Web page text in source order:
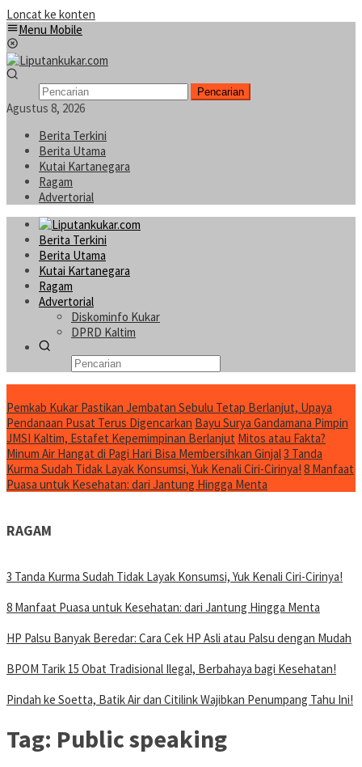
Loncat ke konten
Menu Mobile
Pencarian
Agustus 8, 2026
Berita Terkini
Berita Utama
Kutai Kartanegara
Ragam
Advertorial
Berita Terkini
Berita Utama
Kutai Kartanegara
Ragam
Advertorial
Diskominfo Kukar
DPRD Kaltim
Pemkab Kukar Pastikan Jembatan Sebulu Tetap Berlanjut, Upaya
Pendanaan Pusat Terus Digencarkan Bayu Surya Gandamana Pimpin
JMSI Kaltim, Estafet Kepemimpinan Berlanjut Mitos atau Fakta?
Minum Air Hangat di Pagi Hari Bisa Membersihkan Ginjal3 Tanda
Kurma Sudah Tidak Layak Konsumsi, Yuk Kenali Ciri-Cirinya! 8 Manfaat
Puasa untuk Kesehatan: dari Jantung Hingga Menta
RAGAM
3 Tanda Kurma Sudah Tidak Layak Konsumsi, Yuk Kenali Ciri-Cirinya!
8 Manfaat Puasa untuk Kesehatan: dari Jantung Hingga Menta
HP Palsu Banyak Beredar: Cara Cek HP Asli atau Palsu dengan Mudah
BPOM Tarik 15 Obat Tradisional Ilegal, Berbahaya bagi Kesehatan!
Pindah ke Soetta, Batik Air dan Citilink Wajibkan Penumpang Tahu Ini!
Tag: Public speaking